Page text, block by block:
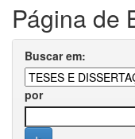
Página de
Buscar em:
por